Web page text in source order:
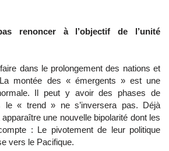
renoncer à l’objectif de l’unité
dans le prolongement des nations et
montée des « émergents » est une
Il peut y avoir des phases de
le « trend » ne s’inversera pas. Déjà
apparaître une nouvelle bipolarité dont les
: Le pivotement de leur politique
vers le Pacifique.